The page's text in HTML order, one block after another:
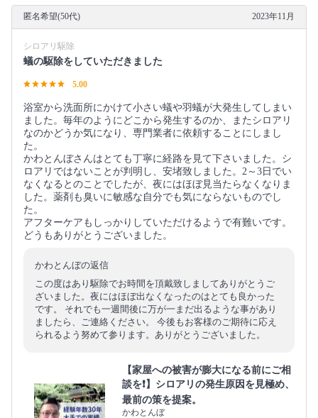
匿名希望(50代) 2023年11月
シロアリ駆除
蟻の駆除をしていただきました
5.00
浴室から洗面所にかけて小さい蟻や羽蟻が大発生してしまい
ました。毎年のようにどこから発生するのか、またシロアリ
なのかどうか気になり、専門業者に依頼することにしまし
た。
かわとんぼさんはとても丁寧に経路を見て下さいました。シ
ロアリではないことが判明し、安堵致しました。2～3日でい
なくなるとのことでしたが、夜にはほぼ見当たらなくなりま
した。薬剤も臭いに敏感な自分でも気にならないものでし
た。
アフターケアもしっかりしていただけるようで有難いです。
どうもありがとうございました。
かわとんぼの返信
この度はあり駆除でお時間を頂戴致しましてありがとうご
ざいました。夜にはほぼ出なくなったのはとても良かった
です。 それでも一週間後に万が一まだ出るような事があり
ましたら、ご連絡ください。 今後もお客様のご期待に応え
られるよう努めて参ります。ありがとうございました。
【家屋への被害が膨大になる前にご相
談を❗️】シロアリの発生原因を見極め、
最前の策を提案。
かわとんぼ